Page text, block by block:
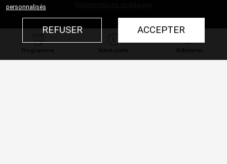
Contact
Restaurant
Éditions
Programme Votre visite Billetterie
personnalisés
ACCEPTER
REFUSER